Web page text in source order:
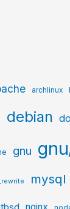
archlinux
debian
gnu
mysql
nginx